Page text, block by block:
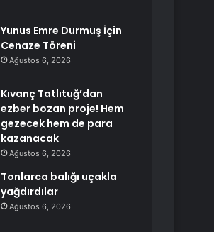
Yunus Emre Durmuş İçin
Cenaze Töreni
Ağustos 6, 2026
Kıvanç Tatlıtuğ’dan
ezber bozan proje! Hem
gezecek hem de para
kazanacak
Ağustos 6, 2026
Tonlarca balığı uçakla
yağdırdılar
Ağustos 6, 2026